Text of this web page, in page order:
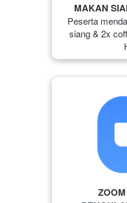
MAKAN
Peserta
siang & 2x